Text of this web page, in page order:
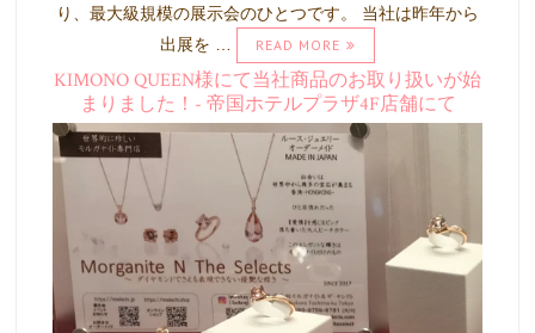
り、最大級規模の展示会のひとつです。 当社は昨年から
出展を …
READ MORE
KIMONO QUEEN様にて当社商品のお取り扱いが始
まりました！- 帝国ホテルプラザ4F店舗にて